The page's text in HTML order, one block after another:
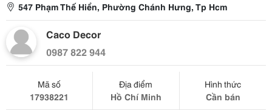
547 Phạm Thế Hiển, Phường Chánh Hưng, Tp Hcm
Caco Decor
0987 822 944
Mã số
17938221
Địa điểm
Hồ Chí Minh
Hình thức
Cần bán